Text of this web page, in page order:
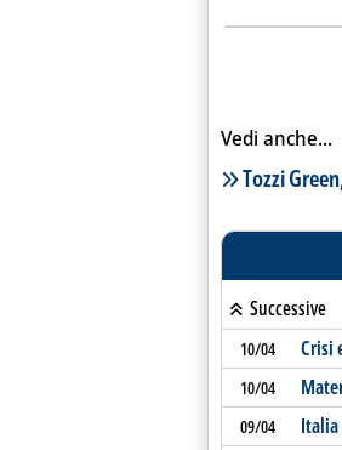
Vedi anche...
Lista notizie
Tozzi
Successive
10/04 Crisi
10/04
09/04 Italia